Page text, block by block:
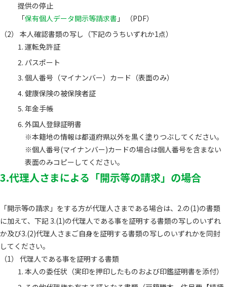
提供の停止
「保有個人データ開示等請求書 」 （PDF）
本人確認書類の写し（下記のうちいずれか1点）
運転免許証
パスポート
個人番号（マイナンバー）カード（表面のみ）
健康保険の被保険者証
年金手帳
外国人登録証明書
※本籍地の情報は都道府県以外を黒く塗りつぶしてください。
※個人番号(マイナンバー)カードの場合は個人番号を含まない
表面のみコピーしてください。
3.代理人さまによる「開示等の請求」の場合
「開示等の請求」をする方が代理人さまである場合は、2.の(1)の書類
に加えて、下記 3.(1)の代理人である事を証明する書類の写しのいずれ
か及び3.(2)代理人さまご自身を証明する書類の写しのいずれかを同封
してください。
代理人である事を証明する書類
本人の委任状（実印を押印したものおよび印鑑証明書を添付）